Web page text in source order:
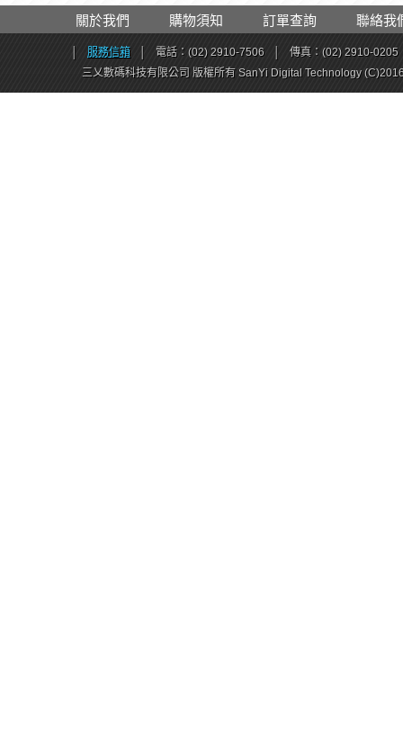
關於我們 購物須知 訂單查詢 聯絡我
服務信箱 電話：(02) 2910-7506
傳真：(02) 2910-0205
三乂數碼科技有限公司 版權所有 SanYi Digital Technology